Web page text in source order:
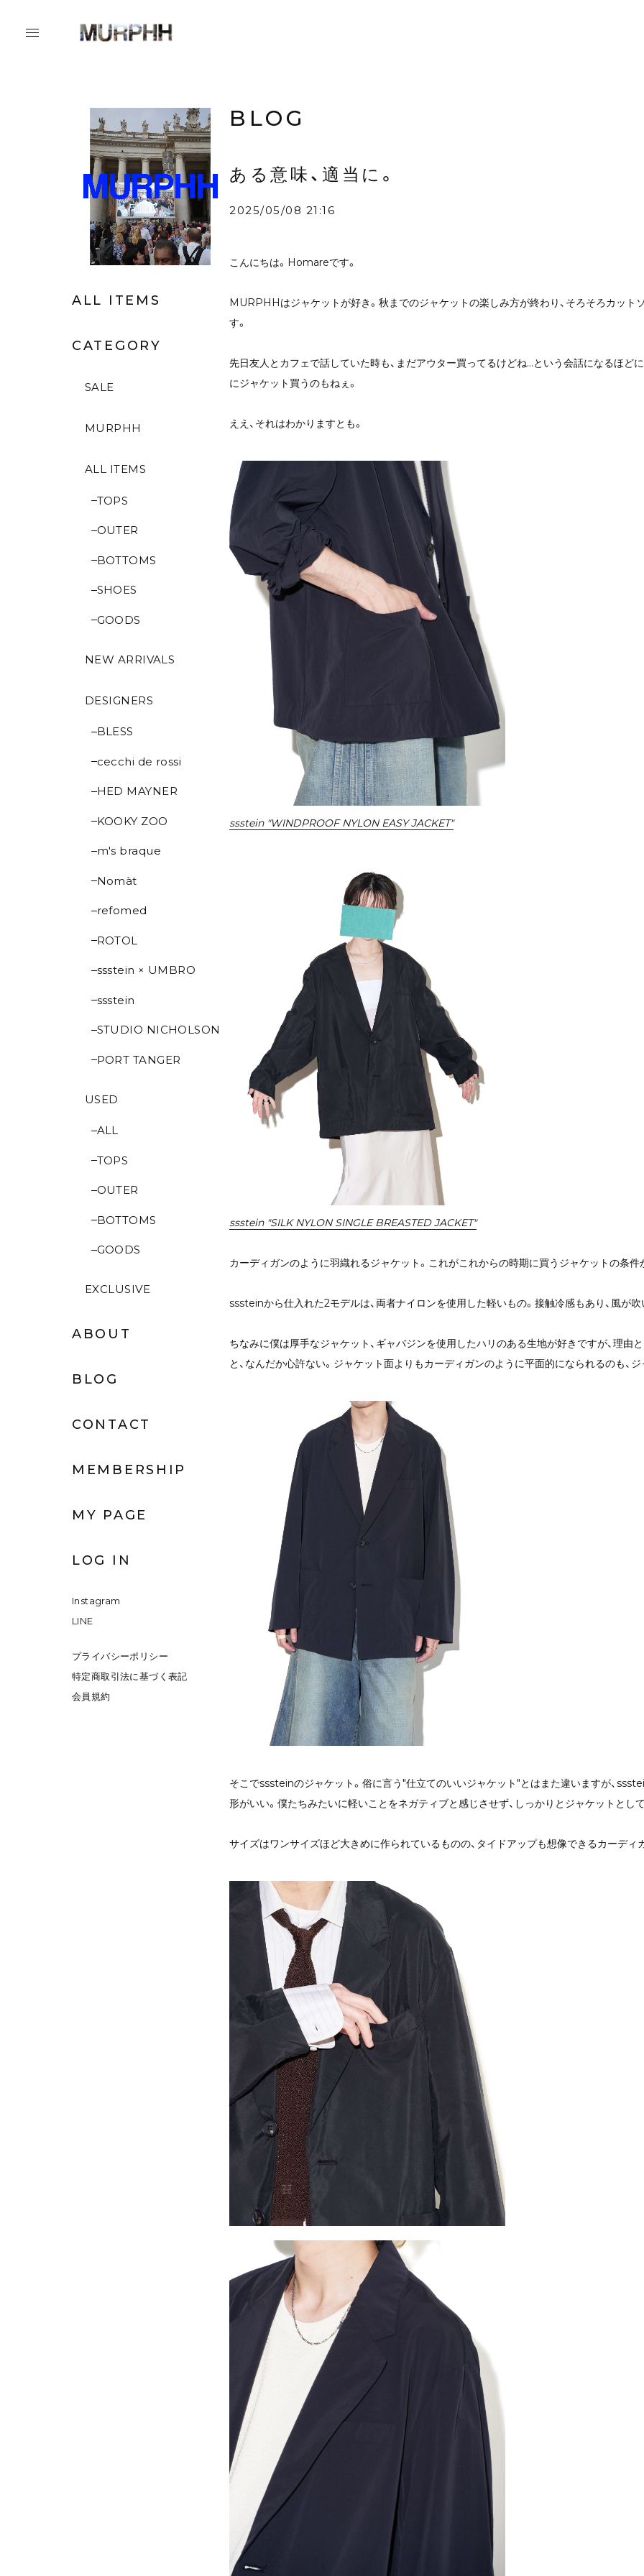
ALL ITEMS
CATEGORY
SALE
MURPHH
ALL ITEMS
TOPS
OUTER
BOTTOMS
SHOES
GOODS
NEW ARRIVALS
DESIGNERS
BLESS
cecchi de rossi
HED MAYNER
KOOKY ZOO
m's braque
Nomàt
refomed
ROTOL
ssstein × UMBRO
ssstein
STUDIO NICHOLSON
PORT TANGER
USED
ALL
TOPS
OUTER
BOTTOMS
GOODS
EXCLUSIVE
ABOUT
BLOG
CONTACT
MEMBERSHIP
MY PAGE
LOG IN
Instagram
LINE
プライバシーポリシー
特定商取引法に基づく表記
会員規約
BLOG
ある意味、適当に。
2025/05/08 21:16
こんにちは。Homareです。
MURPHHはジャケットが好き。秋までのジャケットの楽しみ方が終わり、そろそろカット
す。
先日友人とカフェで話していた時も、まだアウター買ってるけどね...という会話になるほど
にジャケット買うのもねぇ。
ええ、それはわかりますとも。
ssstein "WINDPROOF NYLON EASY JACKET"
ssstein "SILK NYLON SINGLE BREASTED JACKET"
カーディガンのように羽織れるジャケット。これがこれからの時期に買うジャケットの条件
sssteinから仕入れた2モデルは、両者ナイロンを使用した軽いもの。接触冷感もあり、風が吹
ちなみに僕は厚手なジャケット、ギャバジンを使用したハリのある生地が好きですが、理由
と、なんだか心許ない。ジャケット面よりもカーディガンのように平面的になられるのも、
そこでsssteinのジャケット。俗に言う"仕立てのいいジャケット"とはまた違いますが、
形がいい。僕たちみたいに軽いことをネガティブと感じさせず、しっかりとジャケットとし
サイズはワンサイズほど大きめに作られているものの、タイドアップも想像できるカーディ